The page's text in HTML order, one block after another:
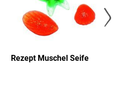
Rezept Muschel Seife